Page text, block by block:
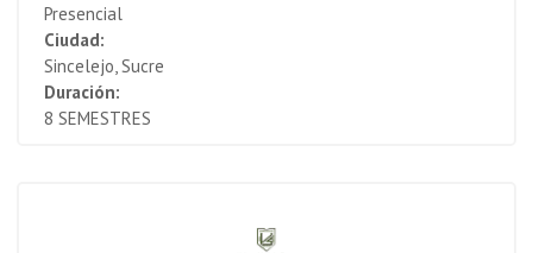
Presencial
Ciudad:
Sincelejo, Sucre
Duración:
8 SEMESTRES